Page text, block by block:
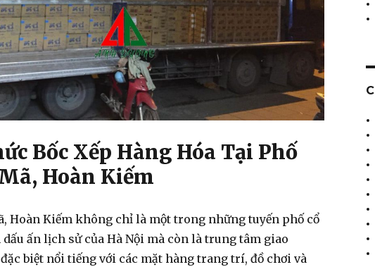
Bốc Xếp Hàng Hóa Tại Phố
Hoàn Kiếm
Hoàn Kiếm không chỉ là một trong những tuyến phố cổ
ấn lịch sử của Hà Nội mà còn là trung tâm giao
biệt nổi tiếng với các mặt hàng trang trí, đồ chơi và